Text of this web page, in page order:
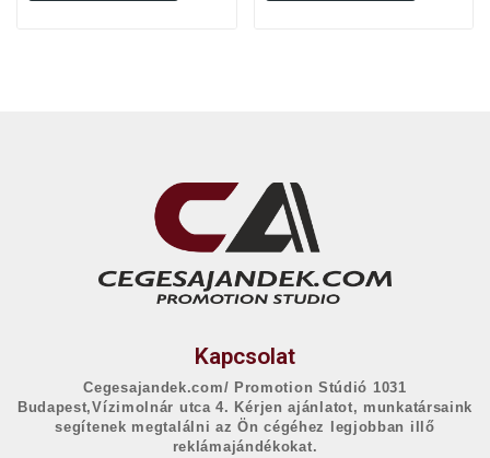
Kapcsolat
Cegesajandek.com/ Promotion Stúdió 1031
Budapest,Vízimolnár utca 4. Kérjen ajánlatot, munkatársaink
segítenek megtalálni az Ön cégéhez legjobban illő
reklámajándékokat.